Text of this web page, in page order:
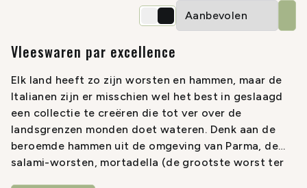
Vleeswaren par excellence
Elk land heeft zo zijn worsten en hammen, maar de
Italianen zijn er misschien wel het best in geslaagd
een collectie te creëren die tot ver over de
landsgrenzen monden doet wateren. Denk aan de
beroemde hammen uit de omgeving van Parma, de
salami-worsten, mortadella (de grootste worst ter